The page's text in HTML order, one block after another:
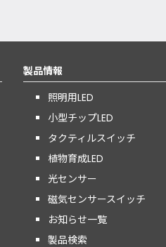
製品情報
照明用LED
小型チップLED
タクティルスイッチ
植物育成LED
光センサー
磁気センサースイッチ
お知らせ一覧
製品検索